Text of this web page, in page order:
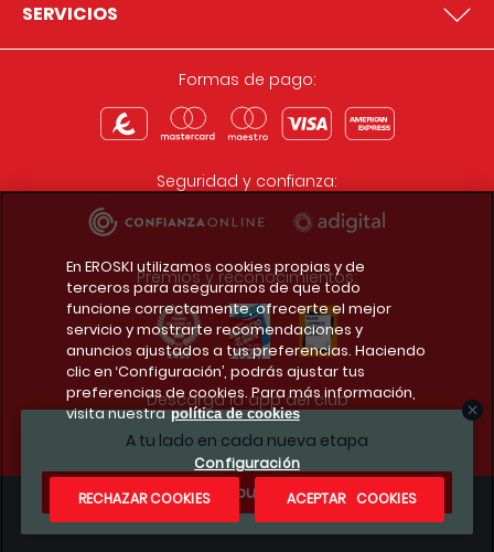
A tu lado en cada nueva etapa
¿Te apuntas?
SERVICIOS
Formas de pago:
Seguridad y confianza:
Premios y reconocimientos:
Descarga la app del club
Condiciones legales
En EROSKI utilizamos cookies propias y de
terceros para asegurarnos de que todo
funcione correctamente, ofrecerte el mejor
servicio y mostrarte recomendaciones y
anuncios ajustados a tus preferencias. Haciendo
clic en ‘Configuración’, podrás ajustar tus
preferencias de cookies. Para más información,
visita nuestra política de cookies
Configuración
RECHAZAR COOKIES
ACEPTAR COOKIES